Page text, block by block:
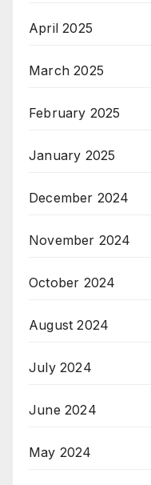
April 2025
March 2025
February 2025
January 2025
December 2024
November 2024
October 2024
August 2024
July 2024
June 2024
May 2024